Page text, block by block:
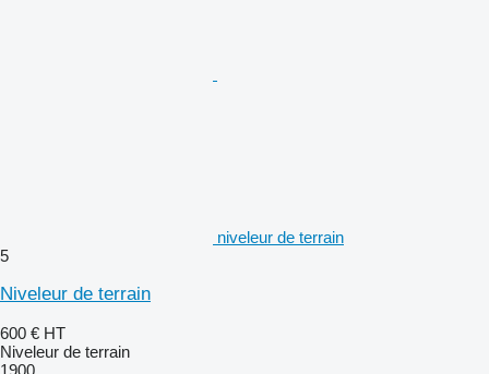
niveleur de terrain
5
Niveleur de terrain
600 € HT
Niveleur de terrain
1900